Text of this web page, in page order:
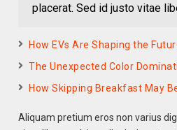
placerat. Sed id justo vitae
How EVs Are Shaping the
The Unexpected Color
How Skipping Breakfast May
Aliquam pretium eros non varius